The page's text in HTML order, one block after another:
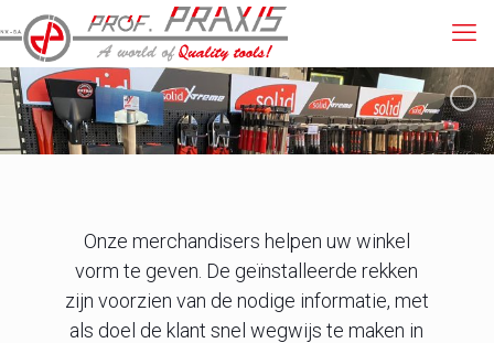
Onze merchandisers helpen uw winkel
vorm te geven. De geïnstalleerde rekken
zijn voorzien van de nodige informatie, met
als doel de klant snel wegwijs te maken in